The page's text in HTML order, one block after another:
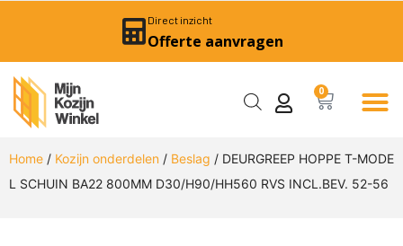
Direct inzicht
Offerte aanvragen
0
Home / Kozijn onderdelen / Beslag / DEURGREEP HOPPE T-MODE
L SCHUIN BA22 800MM D30/H90/HH560 RVS INCL.BEV. 52-56